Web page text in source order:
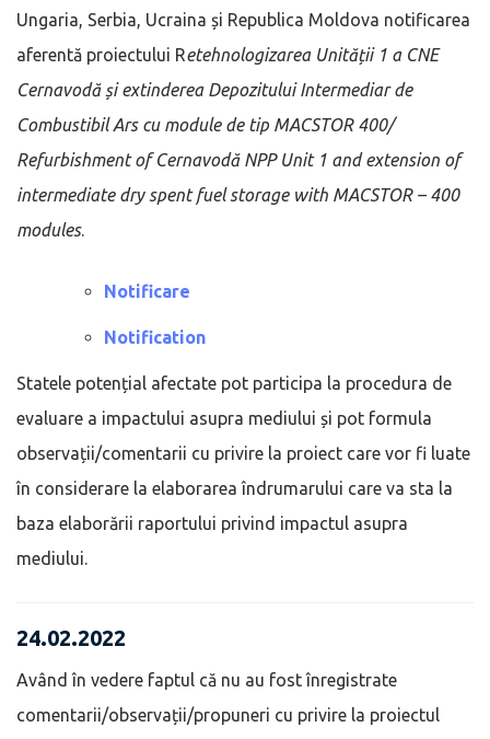
Ungaria, Serbia, Ucraina și Republica Moldova notificarea
aferentă proiectului Retehnologizarea Unității 1 a CNE
Cernavodă și extinderea Depozitului Intermediar de
Combustibil Ars cu module de tip MACSTOR 400/
Refurbishment of Cernavodă NPP Unit 1 and extension of
intermediate dry spent fuel storage with MACSTOR – 400
modules.
Notificare
Notification
Statele potențial afectate pot participa la procedura de
evaluare a impactului asupra mediului și pot formula
observații/comentarii cu privire la proiect care vor fi luate
în considerare la elaborarea îndrumarului care va sta la
baza elaborării raportului privind impactul asupra
mediului.
24.02.2022
Având în vedere faptul că nu au fost înregistrate
comentarii/observații/propuneri cu privire la proiectul